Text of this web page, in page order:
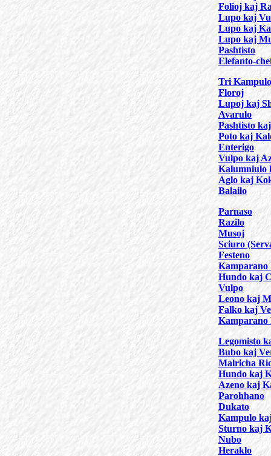
Folioj kaj
Lupo kaj
Lupo kaj
Lupo kaj
Pashtisto
Elefanto-
Tri
Floroj
Lupoj kaj
Avarulo
Pashtisto
Poto kaj
Enterigo
Vulpo kaj
Kalumniulo
Aglo kaj
Balailo
Parnaso
Razilo
Musoj
Sciuro
Festeno
Kamparano
Hundo kaj
Vulpo
Leono kaj
Falko kaj
Kamparano
Legomisto
Bubo kaj
Malricha
Hundo kaj
Azeno kaj
Parohhano
Dukato
Kampulo
Sturno kaj
Nubo
Heraklo